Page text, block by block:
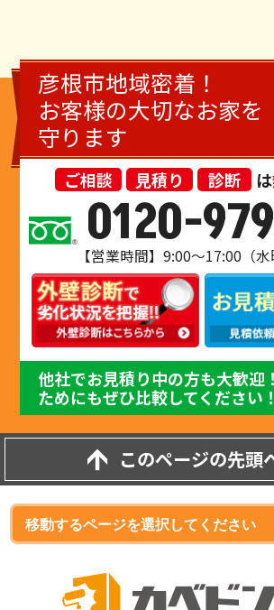
彦根市地域密着！
お客様の大切なお家を
守ります
ご相談 見積り 診断 は
0120-
【営業時間】9:00～17:00（水
他社でお見積り中の方も大歓迎
ためにもぜひ比較してください
このページの先頭